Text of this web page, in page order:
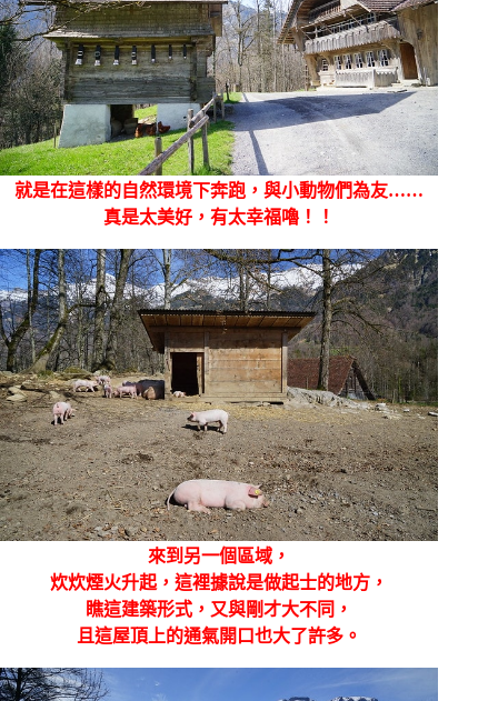
就是在這樣的自然環境下奔跑，與小動物們為友……
真是太美好，有太幸福嚕！！
來到另一個區域，
炊炊煙火升起，這裡據說是做起士的地方，
瞧這建築形式，又與剛才大不同，
且這屋頂上的通氣開口也大了許多。